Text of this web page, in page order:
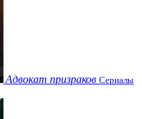
Адвокат призраков Сериалы